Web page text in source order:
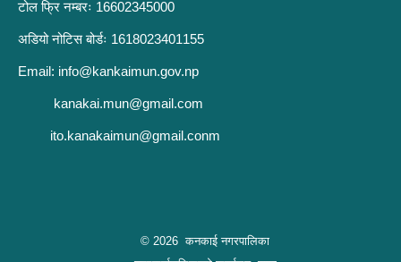
टोल फ्रि नम्बरः 16602345000
अडियो नोटिस बोर्डः 1618023401155
Email: info@kankaimun.gov.np
kanakai.mun@gmail.com
ito.kanakaimun@gmail.conm
© 2026 कनकाई नगरपालिका